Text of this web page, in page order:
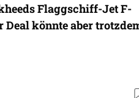
Flaggschiff-Jet F-
Deal könnte aber